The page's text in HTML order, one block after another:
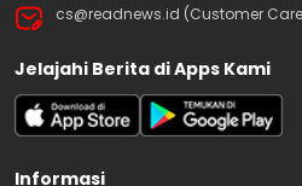
cs@readnews.id (Customer
Jelajahi Berita di Apps Kami
Informasi